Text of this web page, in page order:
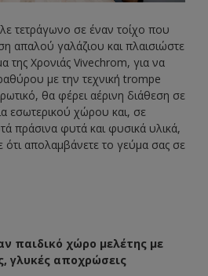
τετράγωνο σε έναν τοίχο που
απαλού γαλάζιου και πλαισιώστε
της Χρονιάς Vivechrom, για να
με την τεχνική trompe
θα φέρει αέρινη διάθεση σε
εσωτερικού χώρου και, σε
πράσινα φυτά και φυσικά υλικά,
ότι απολαμβάνετε το γεύμα σας σε
παιδικό χώρο μελέτης με
γλυκές αποχρώσεις